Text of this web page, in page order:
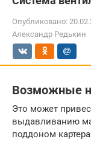
Опубликовано:
Александр Редькин
Возможные
Это может
выдавливанию
поддоном